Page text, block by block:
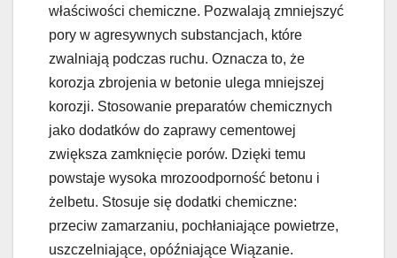
właściwości chemiczne. Pozwalają zmniejszyć
pory w agresywnych substancjach, które
zwalniają podczas ruchu. Oznacza to, że
korozja zbrojenia w betonie ulega mniejszej
korozji. Stosowanie preparatów chemicznych
jako dodatków do zaprawy cementowej
zwiększa zamknięcie porów. Dzięki temu
powstaje wysoka mrozoodporność betonu i
żelbetu. Stosuje się dodatki chemiczne:
przeciw zamarzaniu, pochłaniające powietrze,
uszczelniające, opóźniające Wiązanie.